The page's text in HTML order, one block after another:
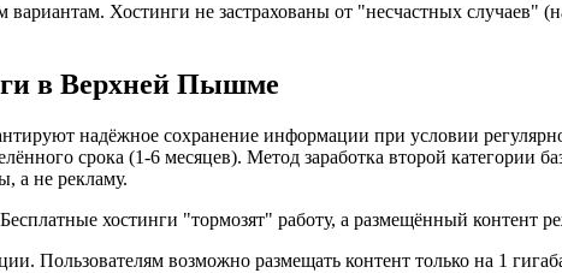
Хостинги не застрахованы от "несчастных случаев"
в Верхней Пышме
надёжное сохранение информации при условии
срока (1-6 месяцев). Метод заработка второй категории
а не рекламу.
хостинги "тормозят" работу, а размещённый контент
Пользователям возможно размещать контент только на 1